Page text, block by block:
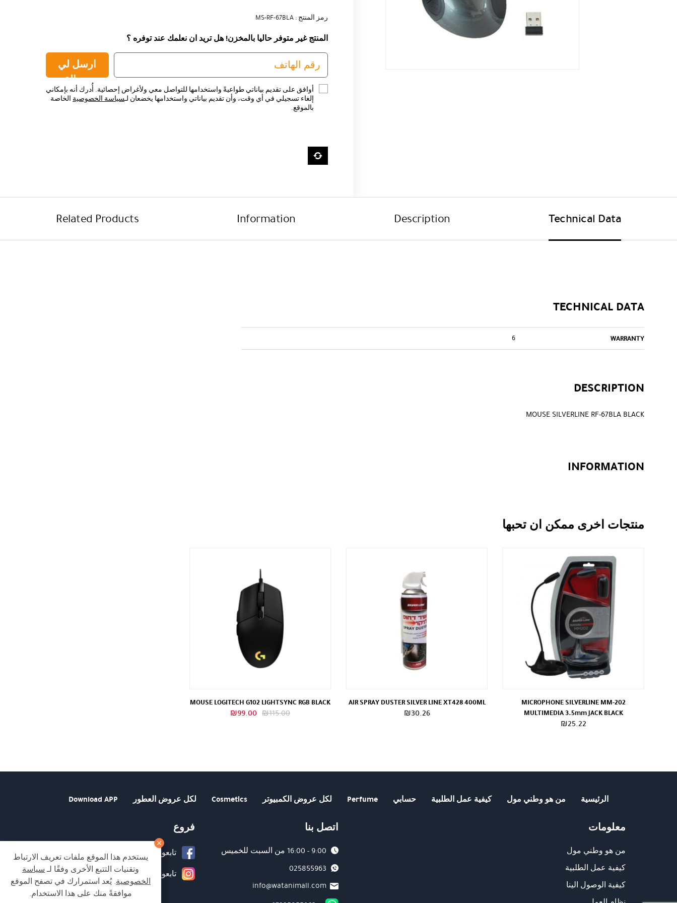
رمز المنتج : MS-RF-67BLA
المنتج غير متوفر حاليا بالمخزن! هل تريد ان نعلمك عند توفره ؟
ارسل لي
رسالة
أوافق على تقديم بياناتي طواعيةً واستخدامها للتواصل معي ولأغراض إحصائية. أُدرك أنه بإمكاني
إلغاء تسجيلي في أي وقت، وأن تقديم بياناتي واستخدامها يخضعان لـسياسة الخصوصيةالخاصة
بالموقع.
Technical Data
Description
Information
Related Products
TECHNICAL DATA
WARRANTY
6
DESCRIPTION
MOUSE SILVERLINE RF-67BLA BLACK
INFORMATION
منتجات اخرى ممكن ان تحبها
MICROPHONE SILVERLINE MM-202
MULTIMEDIA 3.5mm JACK BLACK
₪25.22
AIR SPRAY DUSTER SILVER LINE XT428 400ML
₪30.26
MOUSE LOGITECH G102 LIGHTSYNC RGB BLACK
₪115.00
السعر₪99.00
الرئيسية من هو وطني مول كيفية عمل الطلبية حسابي Perfume لكل عروض الكمبيوتر Cosmetics لكل عروض العطور Download APP
معلومات
من هو وطني مول
كيفية عمل الطلبية
كيفية الوصول الينا
اتصل بنا
9:00 - 16:00 من السبت للخميس
025855963
info@watanimall.com
فروع
تابعونا على صفحة الفيسبوك
تابعونا على انستغرام
يستخدم هذا الموقع ملفات تعريف الارتباط
وتقنيات التتبع الأخرى وفقًا لـسياسة
الخصوصية. يُعد استمرارك في تصفح الموقع
موافقةً منك على هذا الاستخدام.